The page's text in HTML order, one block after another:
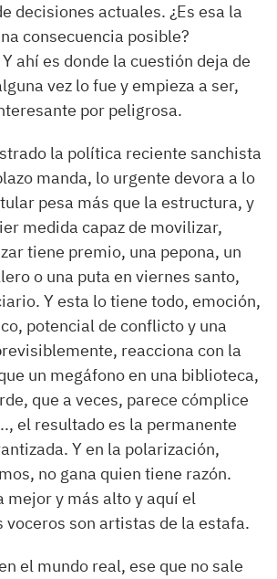
decisiones actuales. ¿Es esa la
consecuencia posible?
ahí es donde la cuestión deja de
vez lo fue y empieza a ser,
por peligrosa.
la política reciente sanchista
manda, lo urgente devora a lo
pesa más que la estructura, y
medida capaz de movilizar,
tiene premio, una pepona, un
o una puta en viernes santo,
Y esta lo tiene todo, emoción,
potencial de conflicto y una
reacciona con la
un megáfono en una biblioteca,
que a veces, parece cómplice
el resultado es la permanente
Y en la polarización,
no gana quien tiene razón.
mejor y más alto y aquí el
voceros son artistas de la estafa.
el mundo real, ese que no sale